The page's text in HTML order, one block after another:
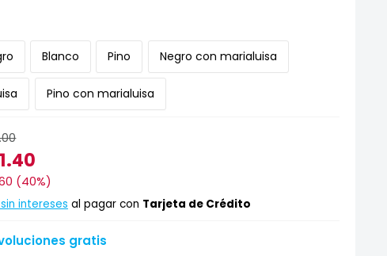
(40%)
intereses al pagar con Tarjeta de Crédito
gratis
Blanco Pino Negro con marialuisa
Pino con marialuisa